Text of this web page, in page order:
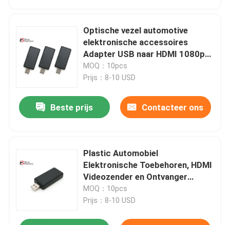
Optische vezel automotive
elektronische accessoires
Adapter USB naar HDMI 1080p
voor video-uitvoer
MOQ：10pcs
Prijs：8-10 USD
Beste prijs Contacteer ons
Plastic Automobiel
Elektronische Toebehoren, HDMI
Videozender en Ontvanger
1080P
MOQ：10pcs
Prijs：8-10 USD